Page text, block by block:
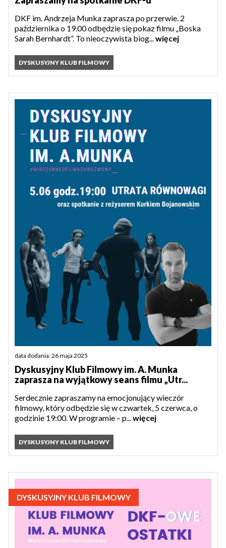
DKF im. Andrzeja Munka zaprasza po przerwie. 2
października o 19.00 odbędzie się pokaz filmu „Boska
Sarah Bernhardt”. To nieoczywista biog...więcej
DYSKUSYJNY KLUB FILMOWY
data dodania: 26 maja 2025
Dyskusyjny Klub Filmowy im. A. Munka
zaprasza na wyjątkowy seans filmu „Utr...
Serdecznie zapraszamy na emocjonujący wieczór
filmowy, który odbędzie się w czwartek, 5 czerwca, o
godzinie 19:00. W programie – p...więcej
DYSKUSYJNY KLUB FILMOWY
DYSKUSYJNY KLUB FILMOWY